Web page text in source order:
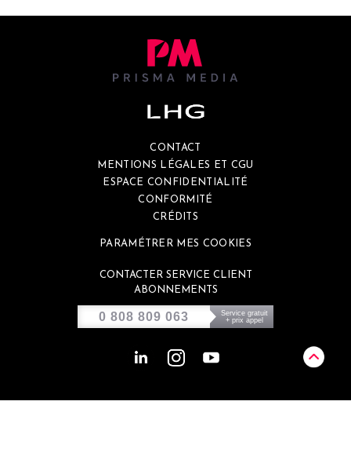
CONTACT
MENTIONS LÉGALES ET CGU
ESPACE CONFIDENTIALITÉ
CONFORMITÉ
CRÉDITS
PARAMÉTRER MES COOKIES
CONTACTER SERVICE CLIENT
ABONNEMENTS
0 808 809 063
Service gratuit
+ prix appel